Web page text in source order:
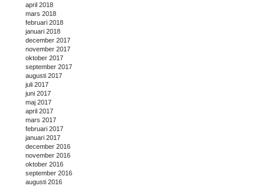
april 2018
mars 2018
februari 2018
januari 2018
december 2017
november 2017
oktober 2017
september 2017
augusti 2017
juli 2017
juni 2017
maj 2017
april 2017
mars 2017
februari 2017
januari 2017
december 2016
november 2016
oktober 2016
september 2016
augusti 2016